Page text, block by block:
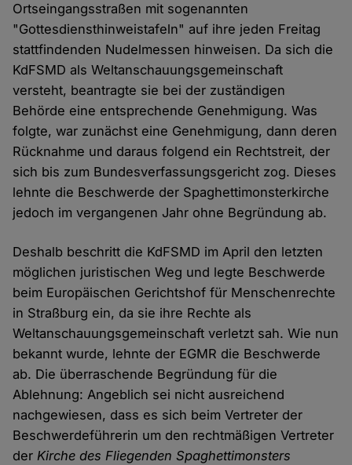
Ortseingangsstraßen mit sogenannten
"Gottesdiensthinweistafeln" auf ihre jeden Freitag
stattfindenden Nudelmessen hinweisen. Da sich die
KdFSMD als Weltanschauungsgemeinschaft
versteht, beantragte sie bei der zuständigen
Behörde eine entsprechende Genehmigung. Was
folgte, war zunächst eine Genehmigung, dann deren
Rücknahme und daraus folgend ein Rechtstreit, der
sich bis zum Bundesverfassungsgericht zog. Dieses
lehnte die Beschwerde der Spaghettimonsterkirche
jedoch im vergangenen Jahr ohne Begründung ab.
Deshalb beschritt die KdFSMD im April den letzten
möglichen juristischen Weg und legte Beschwerde
beim Europäischen Gerichtshof für Menschenrechte
in Straßburg ein, da sie ihre Rechte als
Weltanschauungsgemeinschaft verletzt sah. Wie nun
bekannt wurde, lehnte der EGMR die Beschwerde
ab. Die überraschende Begründung für die
Ablehnung: Angeblich sei nicht ausreichend
nachgewiesen, dass es sich beim Vertreter der
Beschwerdeführerin um den rechtmäßigen Vertreter
derKirche des Fliegenden Spaghettimonsters